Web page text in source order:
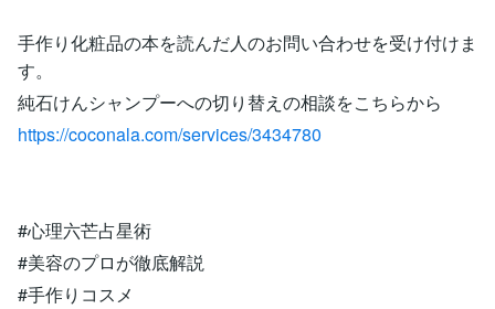
手作り化粧品の本を読んだ人のお問い合わせを受け付けま
す。
純石けんシャンプーへの切り替えの相談をこちらから
https://coconala.com/services/3434780
#心理六芒占星術
#美容のプロが徹底解説
#手作りコスメ